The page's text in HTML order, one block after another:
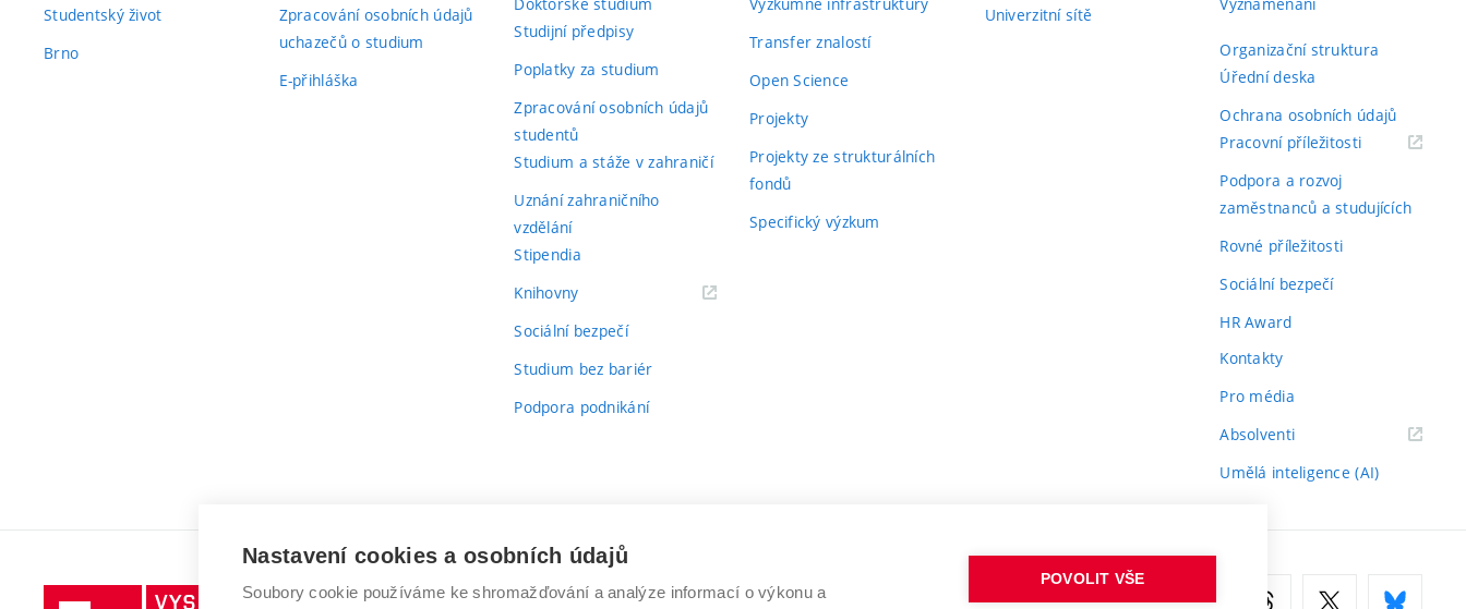
Studentský život
Brno
Zpracování osobních údajů
uchazečů o studium
E-přihláška
Studijní předpisy
Poplatky za studium
Zpracování osobních údajů
studentů
Studium a stáže v zahraničí
Uznání zahraničního
vzdělání
Stipendia
Knihovny(externí
Sociální bezpečí
Studium bez bariér
Podpora podnikání
Transfer znalostí
Open Science
Projekty
Projekty ze strukturálních
fondů
Specifický výzkum
Univerzitní sítě
Organizační struktura
Úřední deska
Ochrana osobních údajů
Pracovní příležitosti(externí
Podpora a rozvoj
zaměstnanců a studujících
Rovné příležitosti
Sociální bezpečí
HR Award
Kontakty
Pro média
Absolventi(externí
Umělá inteligence (AI)
Vysoké VYSOKÉ UČENÍ TECHNICKÉ V BRNĚ
Nastavení cookies a osobních údajů
Soubory cookie používáme ke shromažďování a analýze informací o výkonu a
POVOLIT VŠE